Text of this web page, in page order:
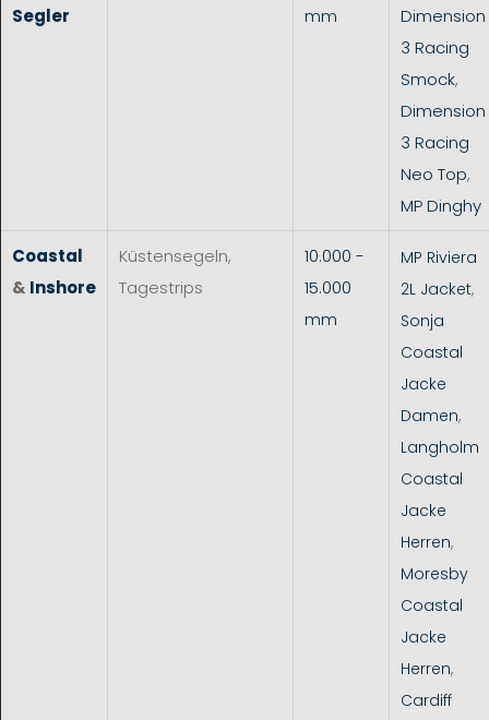
Segler mm
Dimension
3 Racing
Smock,
Dimension
3 Racing
Neo Top,
MP Dinghy
Coastal
& Inshore
Küstensegeln,
Tagestrips
10.000 -
15.000
mm
MP Riviera
2L Jacket,
Sonja
Coastal
Jacke
Damen,
Langholm
Coastal
Jacke
Herren,
Moresby
Coastal
Jacke
Herren,
Cardiff